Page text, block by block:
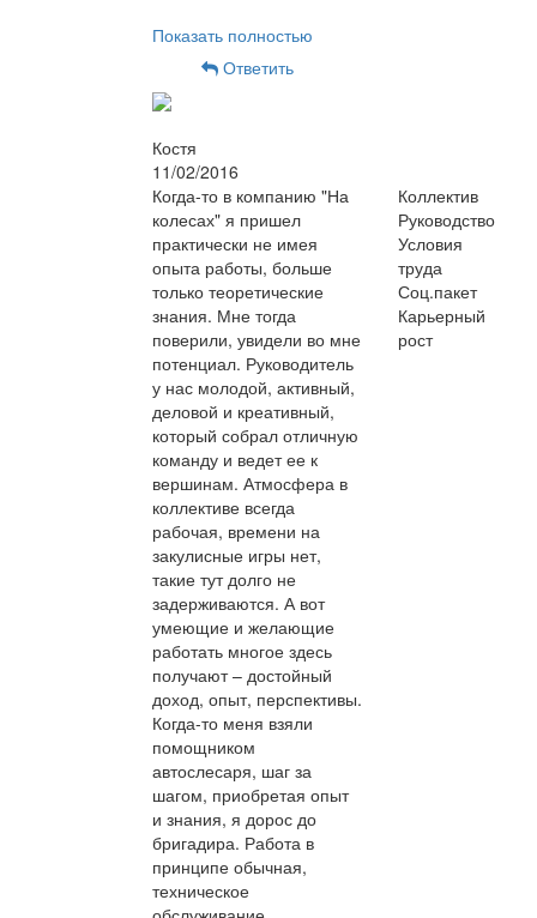
Показать полностью
Ответить
Костя
11/02/2016
Когда-то в компанию "На
колесах" я пришел
практически не имея
опыта работы, больше
только теоретические
знания. Мне тогда
поверили, увидели во мне
потенциал. Руководитель
у нас молодой, активный,
деловой и креативный,
который собрал отличную
команду и ведет ее к
вершинам. Атмосфера в
коллективе всегда
рабочая, времени на
закулисные игры нет,
такие тут долго не
задерживаются. А вот
умеющие и желающие
работать многое здесь
получают – достойный
доход, опыт, перспективы.
Когда-то меня взяли
помощником
автослесаря, шаг за
шагом, приобретая опыт
и знания, я дорос до
бригадира. Работа в
принципе обычная,
техническое
Коллектив
Руководство
Условия
труда
Соц.пакет
Карьерный
рост